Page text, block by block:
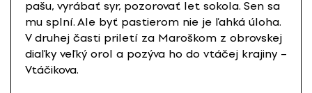
pašu, vyrábať syr, pozorovať let sokola. Sen sa
mu splní. Ale byť pastierom nie je ľahká úloha.
V druhej časti priletí za Maroškom z obrovskej
diaľky veľký orol a pozýva ho do vtáčej krajiny –
Vtáčikova.